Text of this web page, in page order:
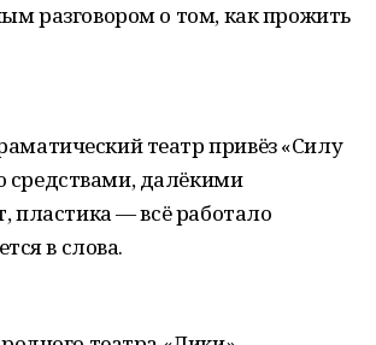
разговором о том, как прожить
театр привёз «Силу
далёкими
пластика — всё работало
в слова.